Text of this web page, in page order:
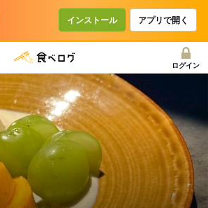
インストール アプリで開く
ログイン